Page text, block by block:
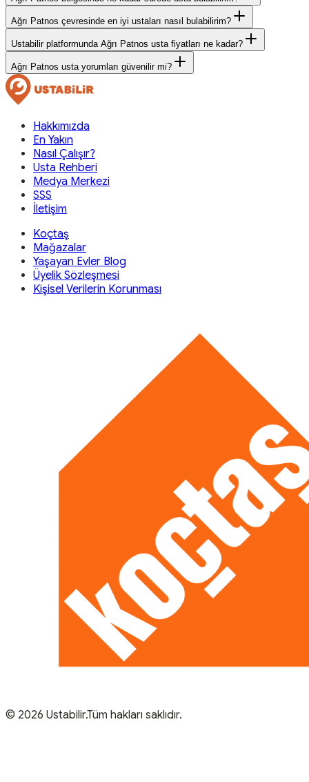
Ağrı Patnos çevresinde en iyi ustaları nasıl bulabilirim?
Ustabilir platformunda Ağrı Patnos usta fiyatları ne kadar?
Ağrı Patnos usta yorumları güvenilir mi?
Hakkımızda
En Yakın
Nasıl Çalışır?
Usta Rehberi
Medya Merkezi
SSS
İletişim
Koçtaş
Mağazalar
Yaşayan Evler Blog
Üyelik Sözleşmesi
Kişisel Verilerin Korunması
© 2026 Ustabilir.Tüm hakları saklıdır.